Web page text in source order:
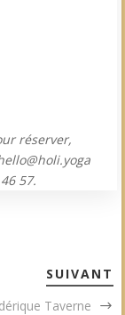
réserver,
57.
SUIVANT
Taverne